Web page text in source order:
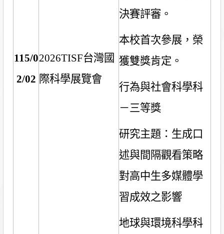
115/0
2/02
2026TISF台灣國
際科學展覽會
決賽評審。
本校首次參展，榮
獲雙獎肯定。
行為與社會科學科
－三等獎
研究主題：生成口
述與間隔觀看策略
對高中生多媒體學
習成效之影響
地球與環境科學科